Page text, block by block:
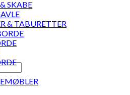
SKABE
& TABURETTER